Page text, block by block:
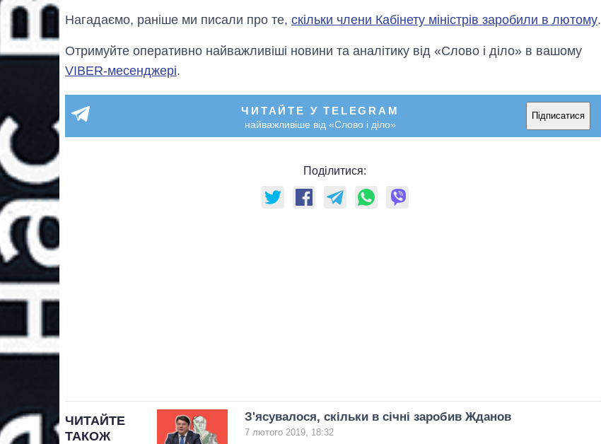
Нагадаємо, раніше ми писали про те, скільки члени Кабінету міністрів заробили в лютому.
Отримуйте оперативно найважливіші новини та аналітику від «Слово і діло» в вашому
VIBER-месенджері.
ЧИТАЙТЕ У TELEGRAM
найважливіше від «Слово і діло»
Підписатися
Поділитися:
ЧИТАЙТЕ
ТАКОЖ
З'ясувалося, скільки в січні заробив Жданов
7 лютого 2019, 18:32